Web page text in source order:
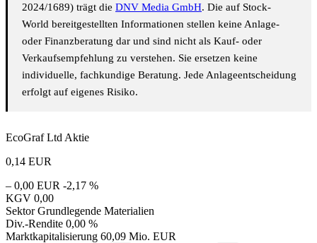
2024/1689) trägt die DNV Media GmbH. Die auf Stock-
World bereitgestellten Informationen stellen keine Anlage-
oder Finanzberatung dar und sind nicht als Kauf- oder
Verkaufsempfehlung zu verstehen. Sie ersetzen keine
individuelle, fachkundige Beratung. Jede Anlageentscheidung
erfolgt auf eigenes Risiko.
EcoGraf Ltd Aktie
0,14 EUR
– 0,00 EUR -2,17 %
KGV 0,00
Sektor Grundlegende Materialien
Div.-Rendite 0,00 %
Marktkapitalisierung 60,09 Mio. EUR